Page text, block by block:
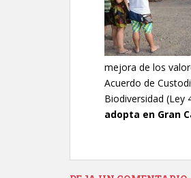
mejora de los
Acuerdo de
Biodiversidad
adopta en Gran